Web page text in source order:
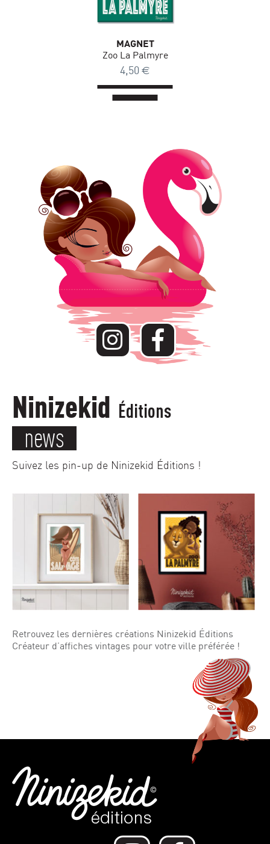
MAGNET
Zoo La Palmyre
4,50 €
Ninizekid Éditions
news
Suivez les pin-up de Ninizekid Éditions !
Retrouvez les dernières créations Ninizekid Éditions
Créateur d’affiches vintages pour votre ville préférée !